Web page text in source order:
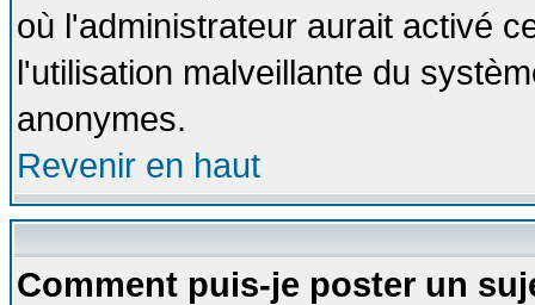
où l'administrateur aurait activé
l'utilisation malveillante du
anonymes.
Revenir en haut
Comment puis-je poster un